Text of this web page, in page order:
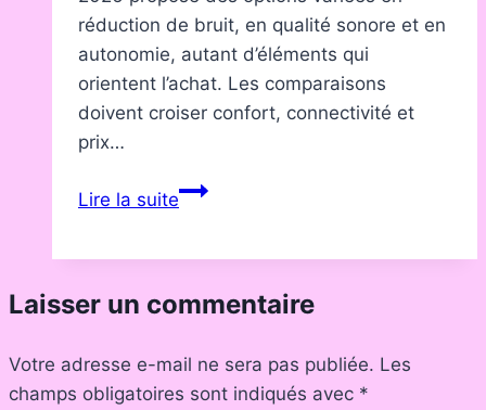
réduction de bruit, en qualité sonore et en
autonomie, autant d’éléments qui
orientent l’achat. Les comparaisons
doivent croiser confort, connectivité et
prix…
Lire la suiteSony
Bluetooth
entre
WH-
Laisser un commentaire
Votre adresse e-mail ne sera pas publiée. Les
champs obligatoires sont indiqués avec *